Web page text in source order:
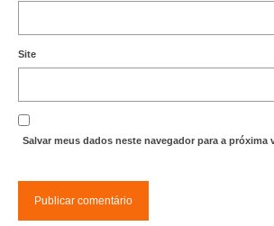
Decisões
Portarias
Desagravo Público
Processos Éticos
Censura Pública
Site
Salvar meus dados neste navegador para a próxima